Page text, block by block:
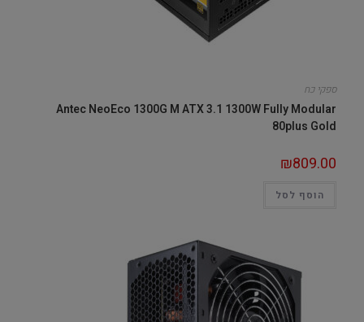
ספקי כח
Antec NeoEco 1300G M ATX 3.1 1300W Fully Modular
80plus Gold
₪809.00
הוסף לסל